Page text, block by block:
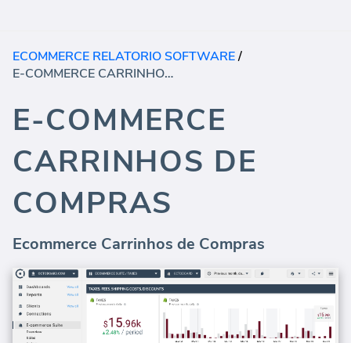
ECOMMERCE RELATORIO SOFTWARE/
E-COMMERCE CARRINHOS DE COMPRAS
E-COMMERCE
CARRINHOS DE
COMPRAS
Ecommerce Carrinhos de Compras